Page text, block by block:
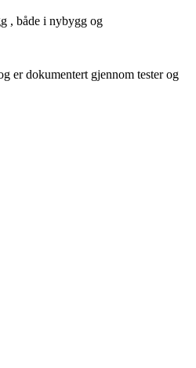
, både i nybygg og
er dokumentert gjennom tester og